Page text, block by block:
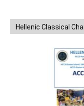
Hellenic Classical